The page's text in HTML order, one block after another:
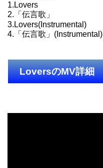
1.Lovers
2.「伝言歌」
3.Lovers(Instrumental)
4.「伝言歌」(Instrumental)
LoversのMV詳細